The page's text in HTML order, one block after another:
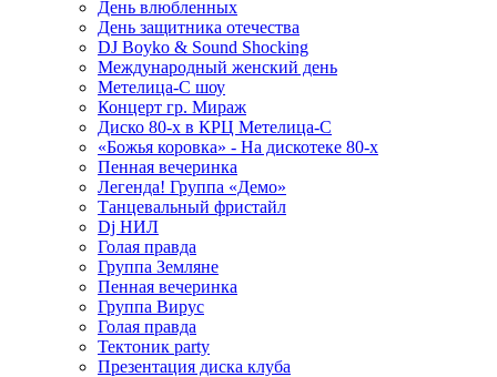
День влюбленных
День защитника отечества
DJ Boyko & Sound Shocking
Международный женский день
Метелица-С шоу
Концерт гр. Мираж
Диско 80-х в КРЦ Метелица-С
«Божья коровка» - На дискотеке 80-х
Пенная вечеринка
Легенда! Группа «Демо»
Танцевальный фристайл
Dj НИЛ
Голая правда
Группа Земляне
Пенная вечеринка
Группа Вирус
Голая правда
Тектоник party
Презентация диска клуба